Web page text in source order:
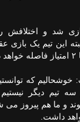
بارسلونا ۶۸ امتیازی شد و
کرد البته این تیم یک
که
سه تیم دیگر
و ما هم پیروز
داشت.